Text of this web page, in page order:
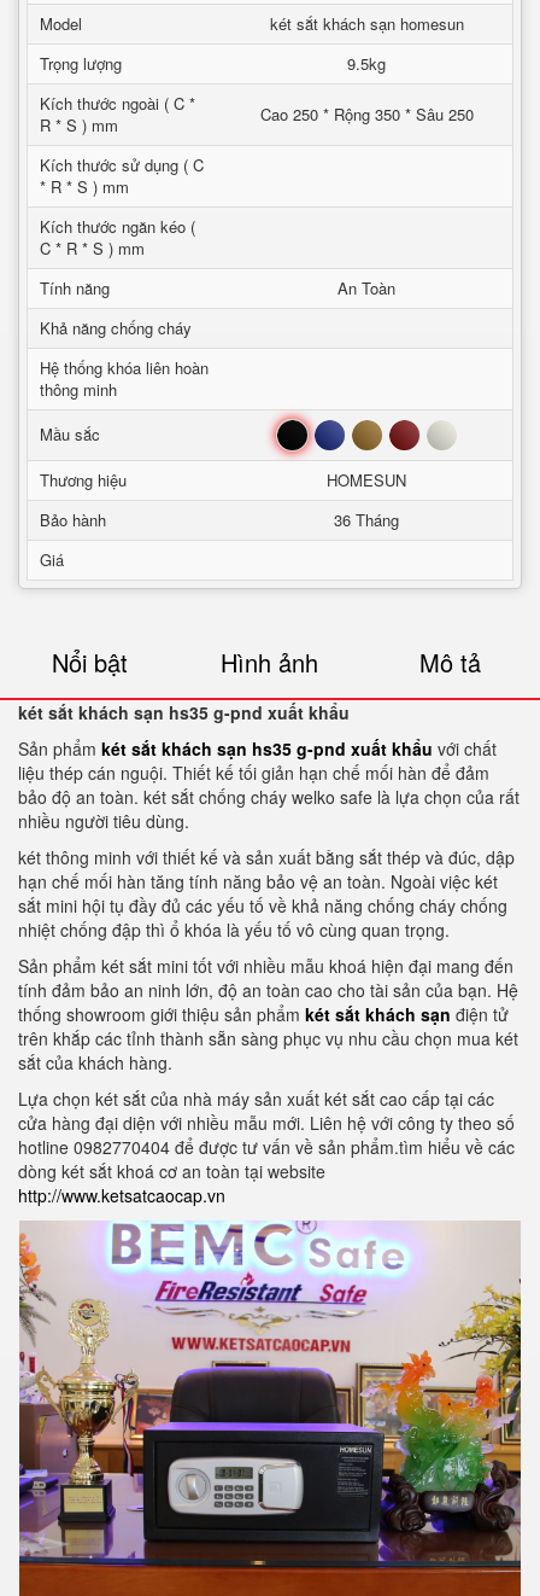
Model
két sắt khách sạn homesun
Trọng lượng
9.5kg
Kích thước ngoài ( C *
R * S ) mm
Cao 250 * Rộng 350 * Sâu 250
Kích thước sử dụng ( C
* R * S ) mm
Kích thước ngăn kéo (
C * R * S ) mm
Tính năng
An Toàn
Khả năng chống cháy
Hệ thống khóa liên hoàn
thông minh
Mầu sắc
Đen Xanh Nâu Đỏ Trắng
Thương hiệu
HOMESUN
Bảo hành
36 Tháng
Giá
Nổi bật Hình ảnh Mô tả
két sắt khách sạn hs35 g-pnd xuất khẩu
Sản phẩm két sắt khách sạn hs35 g-pnd xuất khẩu với chất
liệu thép cán nguội. Thiết kế tối giản hạn chế mối hàn để đảm
bảo độ an toàn. két sắt chống cháy welko safe là lựa chọn của rất
nhiều người tiêu dùng.
két thông minh với thiết kế và sản xuất bằng sắt thép và đúc, dập
hạn chế mối hàn tăng tính năng bảo vệ an toàn. Ngoài việc két
sắt mini hội tụ đầy đủ các yếu tố về khả năng chống cháy chống
nhiệt chống đập thì ổ khóa là yếu tố vô cùng quan trọng.
Sản phẩm két sắt mini tốt với nhiều mẫu khoá hiện đại mang đến
tính đảm bảo an ninh lớn, độ an toàn cao cho tài sản của bạn. Hệ
thống showroom giới thiệu sản phẩm két sắt khách sạn điện tử
trên khắp các tỉnh thành sẵn sàng phục vụ nhu cầu chọn mua két
sắt của khách hàng.
Lựa chọn két sắt của nhà máy sản xuất két sắt cao cấp tại các
cửa hàng đại diện với nhiều mẫu mới. Liên hệ với công ty theo số
hotline 0982770404 để được tư vấn về sản phẩm.tìm hiểu về các
dòng két sắt khoá cơ an toàn tại website
http://www.ketsatcaocap.vn